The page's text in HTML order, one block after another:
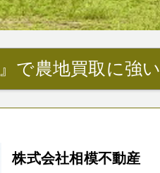
で農地買取に強
株式会社相模不動産